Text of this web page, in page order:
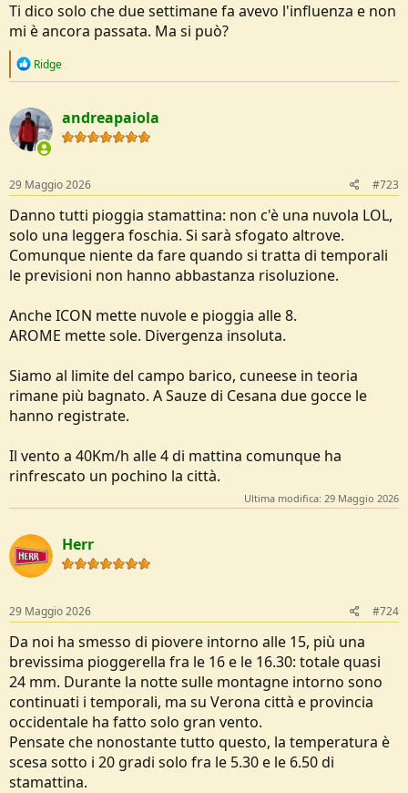
Ti dico solo che due settimane fa avevo l'influenza e non
mi è ancora passata. Ma si può?
R
c
t
i
o
s
:
Ridge
andreapaiola
29 Maggio 2026 #723
Danno tutti pioggia stamattina: non c'è una nuvola LOL,
solo una leggera foschia. Si sarà sfogato altrove.
Comunque niente da fare quando si tratta di temporali
le previsioni non hanno abbastanza risoluzione.
Anche ICON mette nuvole e pioggia alle 8.
AROME mette sole. Divergenza insoluta.
Siamo al limite del campo barico, cuneese in teoria
rimane più bagnato. A Sauze di Cesana due gocce le
hanno registrate.
Il vento a 40Km/h alle 4 di mattina comunque ha
rinfrescato un pochino la città.
Ultima modifica: 29 Maggio 2026
Herr
29 Maggio 2026 #724
Da noi ha smesso di piovere intorno alle 15, più una
brevissima pioggerella fra le 16 e le 16.30: totale quasi
24 mm. Durante la notte sulle montagne intorno sono
continuati i temporali, ma su Verona città e provincia
occidentale ha fatto solo gran vento.
Pensate che nonostante tutto questo, la temperatura è
scesa sotto i 20 gradi solo fra le 5.30 e le 6.50 di
stamattina.